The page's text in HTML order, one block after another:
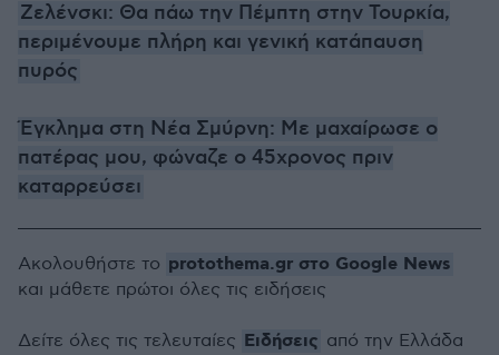
Ζελένσκι: Θα πάω την Πέμπτη στην Τουρκία,
περιμένουμε πλήρη και γενική κατάπαυση
πυρός
Έγκλημα στη Νέα Σμύρνη: Με μαχαίρωσε ο
πατέρας μου, φώναζε ο 45χρονος πριν
καταρρεύσει
Ακολουθήστε το protothema.gr στο Google News
και μάθετε πρώτοι όλες τις ειδήσεις
Δείτε όλες τις τελευταίες Ειδήσεις από την Ελλάδα